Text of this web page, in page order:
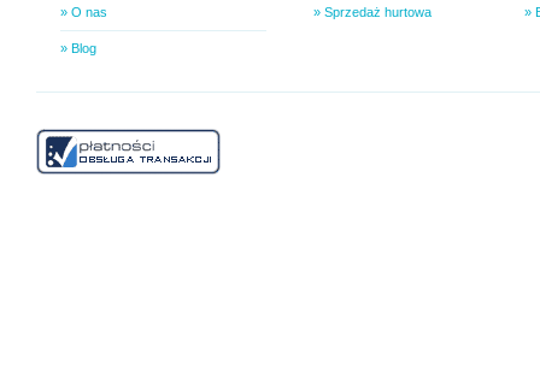
» O nas
» Blog
» Sprzedaż hurtowa »